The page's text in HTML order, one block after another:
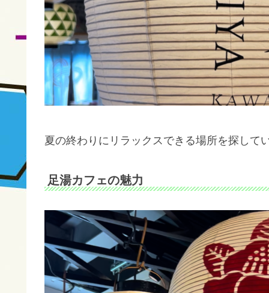
夏の終わりにリラックスできる場所を探して
足湯カフェの魅力